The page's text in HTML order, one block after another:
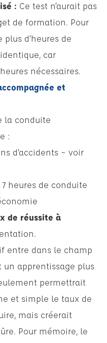
: Ce test n’aurait pas
de formation. Pour
d’heures de
car
nécessaires.
et
la conduite
:
d’accidents – voir
heures de conduite
de réussite à
entre dans le champ
un apprentissage plus
permettrait
et simple le taux de
mais créerait
Pour mémoire, le